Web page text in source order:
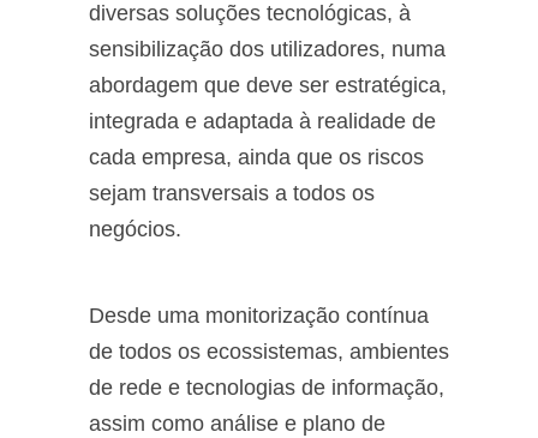
diversas soluções tecnológicas, à
sensibilização dos utilizadores, numa
abordagem que deve ser estratégica,
integrada e adaptada à realidade de
cada empresa, ainda que os riscos
sejam transversais a todos os
negócios.
Desde uma monitorização contínua
de todos os ecossistemas, ambientes
de rede e tecnologias de informação,
assim como análise e plano de